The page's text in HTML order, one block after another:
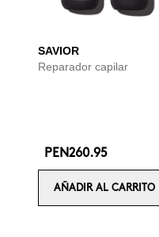
SAVIOR
Reparador capilar
PEN260.95
AÑADIR AL CARRITO